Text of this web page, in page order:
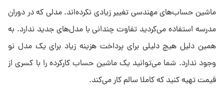
ماشین حساب‌های مهندسی تغییر زیادی نکرده‌اند. مدلی که در دوران
مدرسه استفاده می‌کردید تفاوت چندانی با مدل‌های جدید ندارد. به
همین دلیل هیچ دلیلی برای پرداخت هزینه زیاد برای یک مدل نو
وجود ندارد. شما می‌توانید یک ماشین حساب کارکرده را با کسری از
قیمت تهیه کنید که کاملا سالم کار می‌کند.